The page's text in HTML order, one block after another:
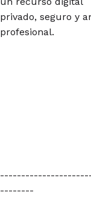
privado, seguro y
profesional.
--------